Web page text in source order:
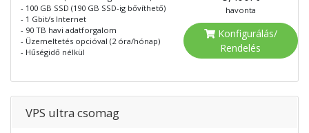
- 100 GB SSD (190 GB SSD-ig bővíthető)
- 1 Gbit/s Internet
- 90 TB havi adatforgalom
- Üzemeltetés opcióval (2 óra/hónap)
- Hűségidő nélkül
havonta
Konfigurálás/
Rendelés
VPS ultra csomag